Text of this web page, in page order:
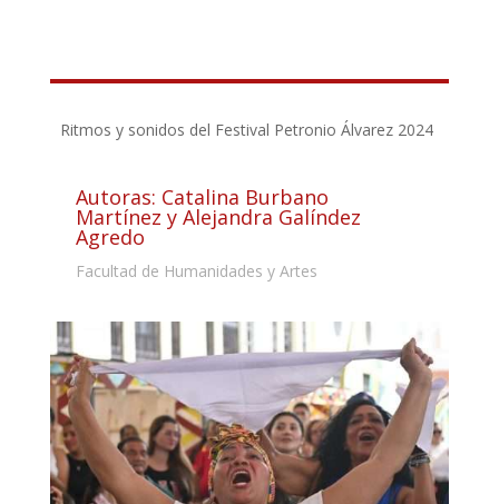
Ritmos y sonidos del Festival Petronio Álvarez 2024
Autoras: Catalina Burbano
Martínez y Alejandra Galíndez
Agredo
Facultad de Humanidades y Artes